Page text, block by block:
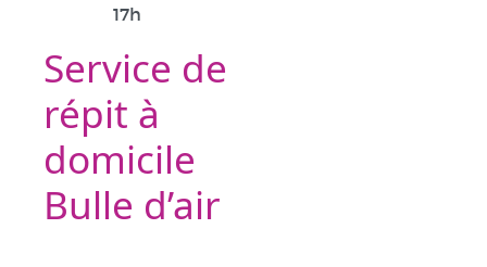
17h
Service de
répit à
domicile
Bulle d’air